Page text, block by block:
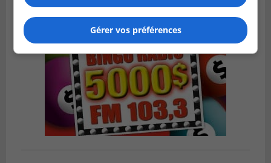
Gérer vos préférences